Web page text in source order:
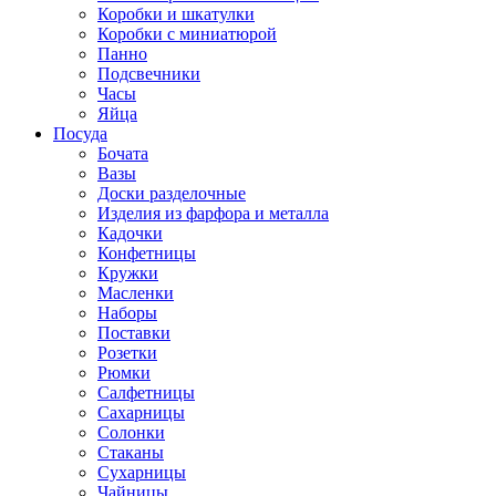
Коробки и шкатулки
Коробки с миниатюрой
Панно
Подсвечники
Часы
Яйца
Посуда
Бочата
Вазы
Доски разделочные
Изделия из фарфора и металла
Кадочки
Конфетницы
Кружки
Масленки
Наборы
Поставки
Розетки
Рюмки
Салфетницы
Сахарницы
Солонки
Стаканы
Сухарницы
Чайницы